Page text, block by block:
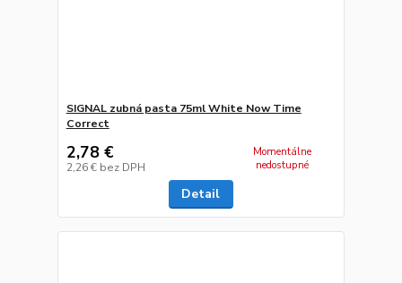
SIGNAL zubná pasta 75ml White Now Time
Correct
2,78 €
2,26 € bez DPH
Momentálne
nedostupné
Detail